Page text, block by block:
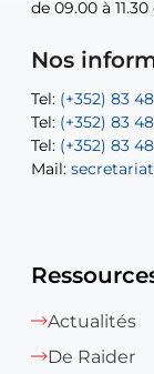
de 09.00 à
Nos
Tel: (+352) 83 48
Tel: (+352) 83
Tel: (+352) 83
Mail:
de 09.00 à
Tel: (+352) 83 48
Tel: (+352) 83
Mail:
Mail:
Mail:
Tel:(+352) 83 48
Tel:
Actualités
De Raider